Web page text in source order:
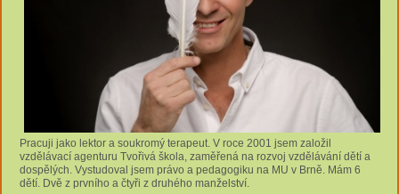
Pracuji jako lektor a soukromý terapeut. V roce 2001 jsem založil
vzdělávací agenturu Tvořivá škola, zaměřená na rozvoj vzdělávání dětí a
dospělých. Vystudoval jsem právo a pedagogiku na MU v Brně. Mám 6
dětí. Dvě z prvního a čtyři z druhého manželství.